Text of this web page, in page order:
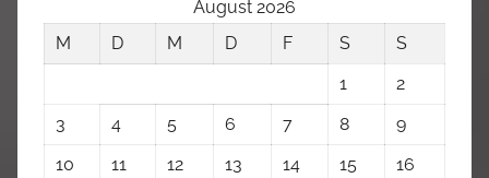
August 2026
M
D M D F S
S
1
2
3
4 5 6 7 8
9
10
11 12 13 14 15
16